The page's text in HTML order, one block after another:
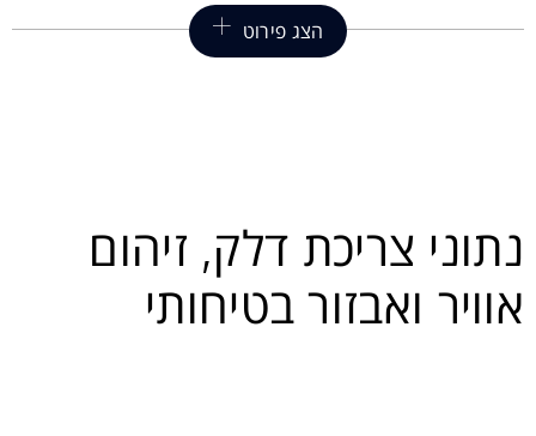
הצג פירוט
נתוני צריכת דלק, זיהום
אוויר ואבזור בטיחותי